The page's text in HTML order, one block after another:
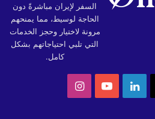
السفر لإيران مباشرةً دون
الحاجة لوسيط، مما يمنحهم
مرونة لاختيار وحجز الخدمات
التي تلبي احتياجاتهم بشكل
كامل.
لينكدإن‫YouTubeانستقرام